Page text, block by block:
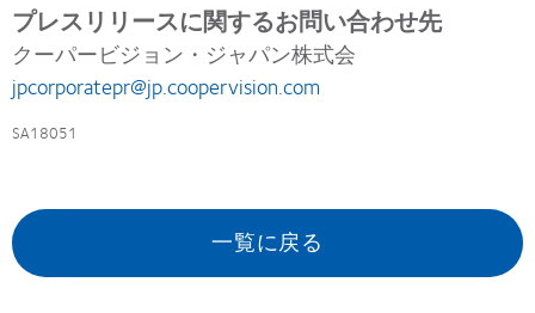
プレスリリースに関するお問い合わせ先
クーパービジョン・ジャパン株式会
jpcorporatepr@jp.coopervision.com
SA18051
一覧に戻る